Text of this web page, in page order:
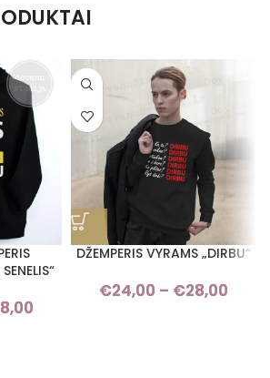
DŽEMPERIS VYRAMS „DIRBU“
€24,00 – €28,00